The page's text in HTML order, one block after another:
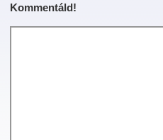
Kommentáld!